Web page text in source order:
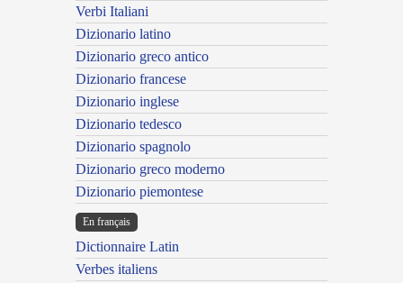
Verbi Italiani
Dizionario latino
Dizionario greco antico
Dizionario francese
Dizionario inglese
Dizionario tedesco
Dizionario spagnolo
Dizionario greco moderno
Dizionario piemontese
En français
Dictionnaire Latin
Verbes italiens